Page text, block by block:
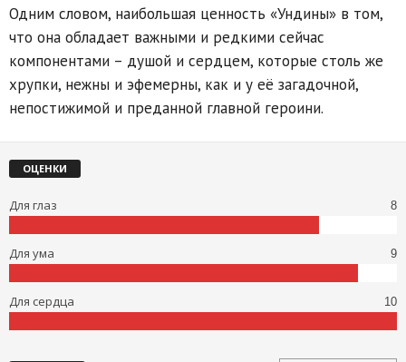
Одним словом, наибольшая ценность «Ундины» в том,
что она обладает важными и редкими сейчас
компонентами – душой и сердцем, которые столь же
хрупки, нежны и эфемерны, как и у её загадочной,
непостижимой и преданной главной героини.
ОЦЕНКИ
Для глаз 8
Для ума 9
Для сердца 10